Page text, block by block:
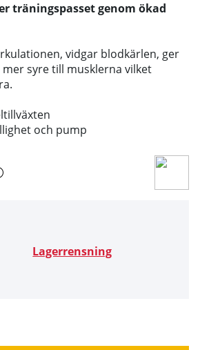
träningspasset genom ökad
vidgar blodkärlen, ger
syre till musklerna vilket
och pump
Lagerrensning